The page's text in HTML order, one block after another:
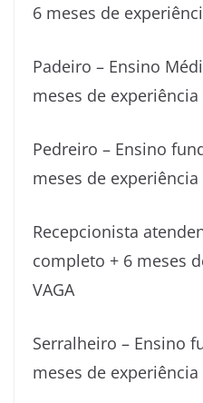
6 meses de
Padeiro – Ensino
meses de experiência
Pedreiro – Ensino
meses de experiência
Recepcionista
completo + 6 meses
VAGA
Serralheiro – Ensino
meses de experiência